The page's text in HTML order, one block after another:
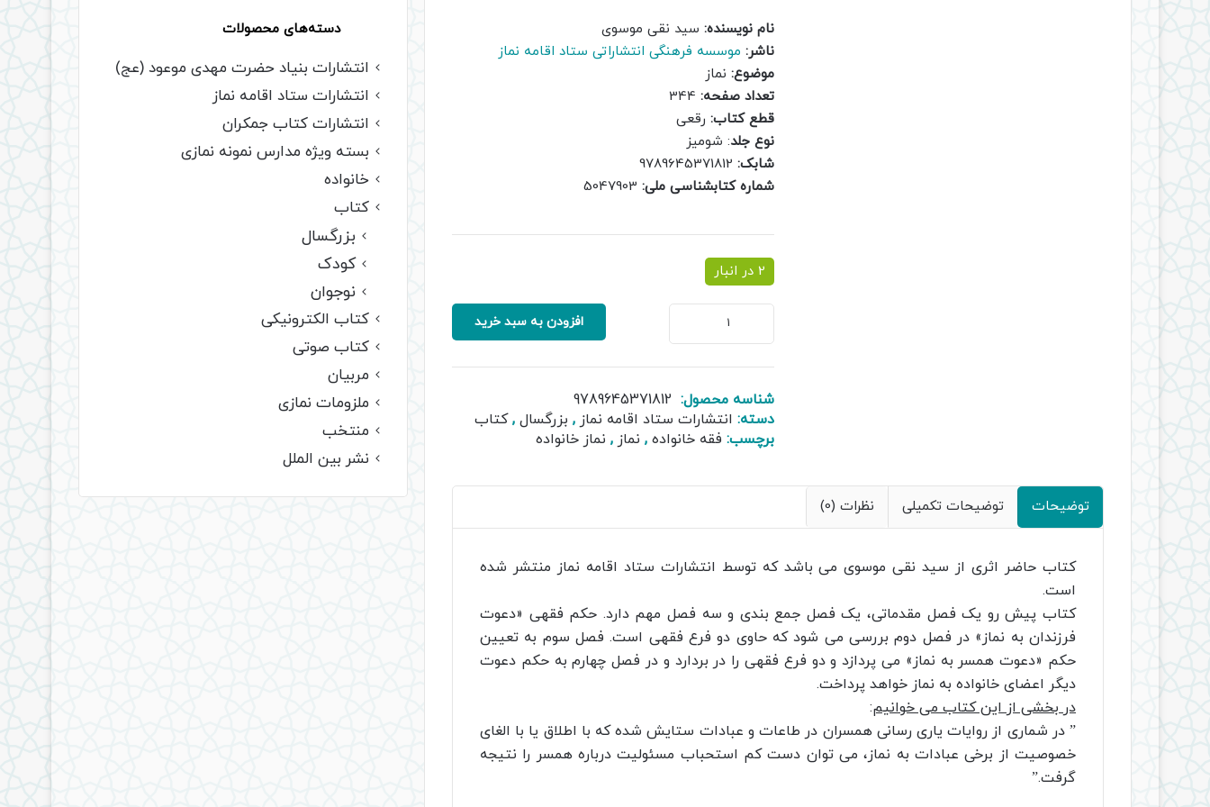
2,000,000 ریال
بود.
نام نویسنده:سید نقی موسوی
ناشر: موسسه فرهنگی انتشاراتی ستاد اقامه نماز
موضوع:نماز
تعداد صفحه:344
قطع کتاب:رقعی
نوع جلد: شومیز
شابک: 9789645371812
شماره کتابشناسی ملی:5047903
2 در انبار
دعوت
نماز
در
فقه
خانواده
عدد
افزودن به سبد خرید
شناسه محصول: 9789645371812
دسته: انتشارات ستاد اقامه نماز , بزرگسال ,کتاب
برچسب: فقه خانواده , نماز , نماز خانواده
توضیحات توضیحات تکمیلی نظرات (0)
کتاب حاضر اثری از سید نقی موسوی می باشد که توسط انتشارات ستاد اقامه نماز منتشر شده
است.
کتاب پیش رو یک فصل مقدماتی، یک فصل جمع بندی و سه فصل مهم دارد. حکم فقهی «دعوت
فرزندان به نماز» در فصل دوم بررسی می شود که حاوی دو فرع فقهی است. فصل سوم به تعیین
حکم «دعوت همسر به نماز» می پردازد و دو فرع فقهی را در بردارد و در فصل چهارم به حکم دعوت
دیگر اعضای خانواده به نماز خواهد پرداخت.
در بخشی از این کتاب می خوانیم:
” در شماری از روایات یاری رسانی همسران در طاعات و عبادات ستایش شده که با اطلاق یا با الغای
خصوصیت از برخی عبادات به نماز، می توان دست کم استحباب مسئولیت درباره همسر را نتیجه
گرفت.”
دسته‌های محصولات
انتشارات بنیاد حضرت مهدی موعود (عج)
انتشارات ستاد اقامه نماز
انتشارات کتاب جمکران
بسته ویژه مدارس نمونه نمازی
خانواده
کتاب
بزرگسال
کودک
نوجوان
کتاب الکترونیکی
کتاب صوتی
مربیان
ملزومات نمازی
منتخب
نشر بین الملل